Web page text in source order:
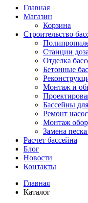
Главная
Магазин
Корзина
Строительство
Станции
Отделка
Бетонные
Монтаж и
Бассейны
Ремонт
Монтаж
Замена
Расчет бассейна
Блог
Новости
Контакты
Главная
Каталог